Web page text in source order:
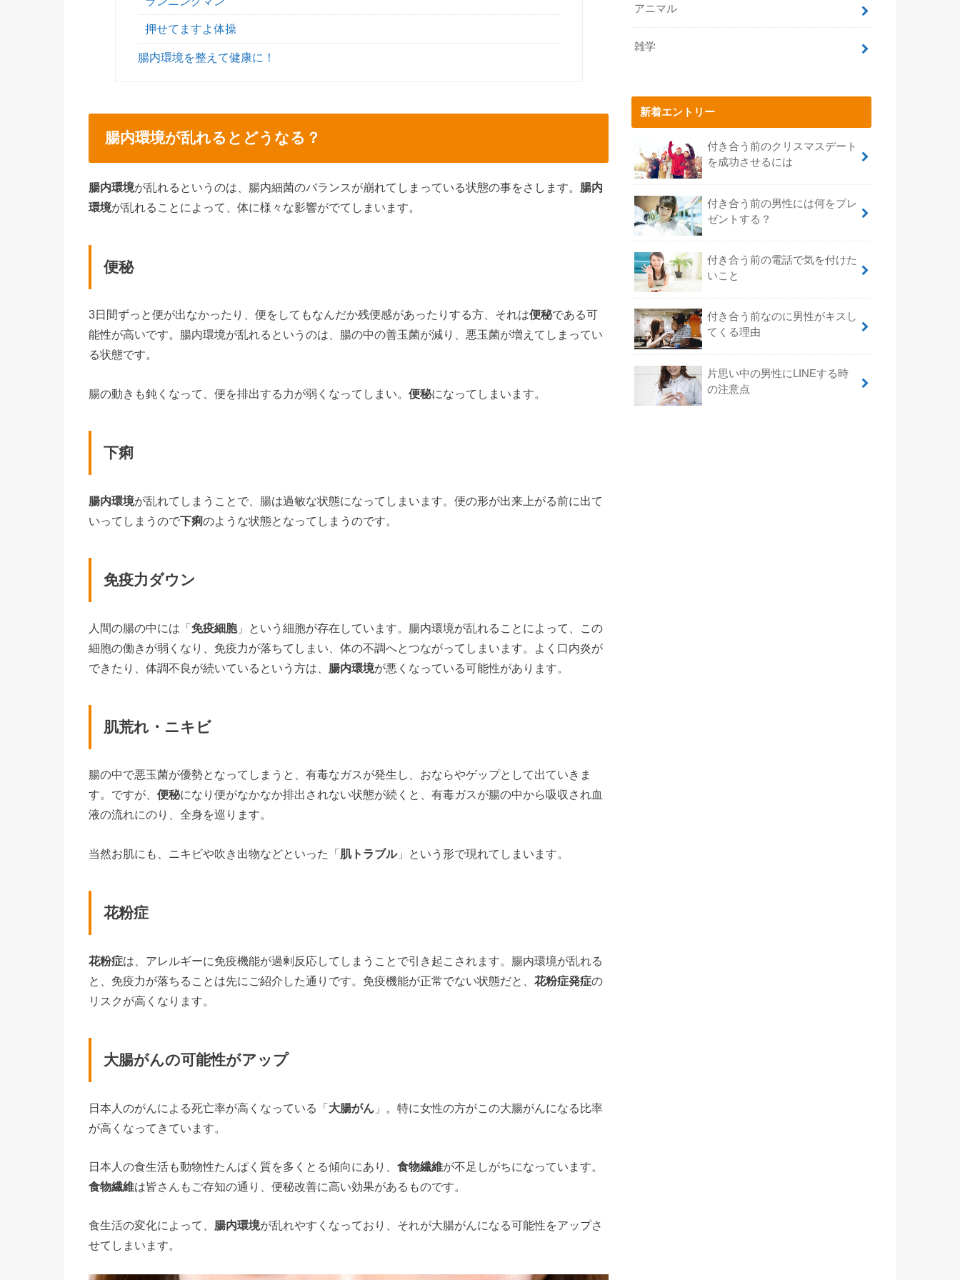
押せてますよ体操
腸内環境を整えて健康に！
腸内環境が乱れるとどうなる？
腸内環境が乱れるというのは、腸内細菌のバランスが崩れてしまっている状態の事をさします。 腸内
環境が乱れることによって、体に様々な影響がでてしまいます。
便秘
3日間ずっと便が出なかったり、便をしてもなんだか残便感があったりする方、それは便秘である可
能性が高いです。腸内環境が乱れるというのは、腸の中の善玉菌が減り、悪玉菌が増えてしまってい
る状態です。
腸の動きも鈍くなって、便を排出する力が弱くなってしまい。 便秘になってしまいます。
下痢
腸内環境が乱れてしまうことで、腸は過敏な状態になってしまいます。便の形が出来上がる前に出て
いってしまうので下痢のような状態となってしまうのです。
免疫力ダウン
人間の腸の中には「免疫細胞」という細胞が存在しています。腸内環境が乱れることによって、この
細胞の働きが弱くなり、免疫力が落ちてしまい、体の不調へとつながってしまいます。よく口内炎が
できたり、体調不良が続いているという方は、 腸内環境が悪くなっている可能性があります。
肌荒れ・ニキビ
腸の中で悪玉菌が優勢となってしまうと、有毒なガスが発生し、おならやゲップとして出ていきま
す。ですが、 便秘になり便がなかなか排出されない状態が続くと、有毒ガスが腸の中から吸収され血
液の流れにのり、全身を巡ります。
当然お肌にも、ニキビや吹き出物などといった「肌トラブル」という形で現れてしまいます。
花粉症
花粉症は、アレルギーに免疫機能が過剰反応してしまうことで引き起こされます。腸内環境が乱れる
と、免疫力が落ちることは先にご紹介した通りです。免疫機能が正常でない状態だと、 花粉症発症の
リスクが高くなります。
大腸がんの可能性がアップ
日本人のがんによる死亡率が高くなっている「大腸がん 」。特に女性の方がこの大腸がんになる比率
が高くなってきています。
日本人の食生活も動物性たんぱく質を多くとる傾向にあり、 食物繊維が不足しがちになっています。
食物繊維は皆さんもご存知の通り、便秘改善に高い効果があるものです。
食生活の変化によって、 腸内環境が乱れやすくなっており、それが大腸がんになる可能性をアップさ
せてしまいます。
アニマル
雑学
新着エントリー
付き合う前のクリスマスデート
を成功させるには
付き合う前の男性には何をプレ
ゼントする？
付き合う前の電話で気を付けた
いこと
付き合う前なのに男性がキスし
てくる理由
片思い中の男性にLINEする時
の注意点